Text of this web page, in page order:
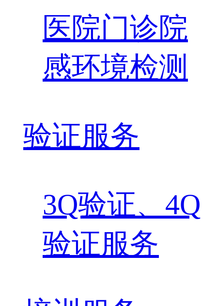
医院门诊院
感环境检测
验证服务
3Q验证、4Q
验证服务